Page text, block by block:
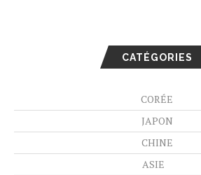
CATÉGORIES
CORÉE
JAPON
CHINE
ASIE